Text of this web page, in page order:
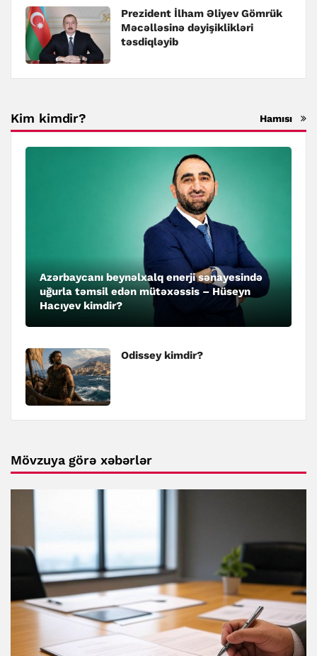
Prezident İlham Əliyev Gömrük
Məcəlləsinə dəyişiklikləri
təsdiqləyib
Kim kimdir? Hamısı
Azərbaycanı beynəlxalq enerji sənayesində
uğurla təmsil edən mütəxəssis – Hüseyn
Hacıyev kimdir?
Odissey kimdir?
Mövzuya görə xəbərlər